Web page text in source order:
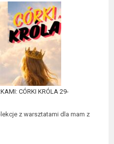
CÓRKI KRÓLA 29-
z warsztatami dla mam z